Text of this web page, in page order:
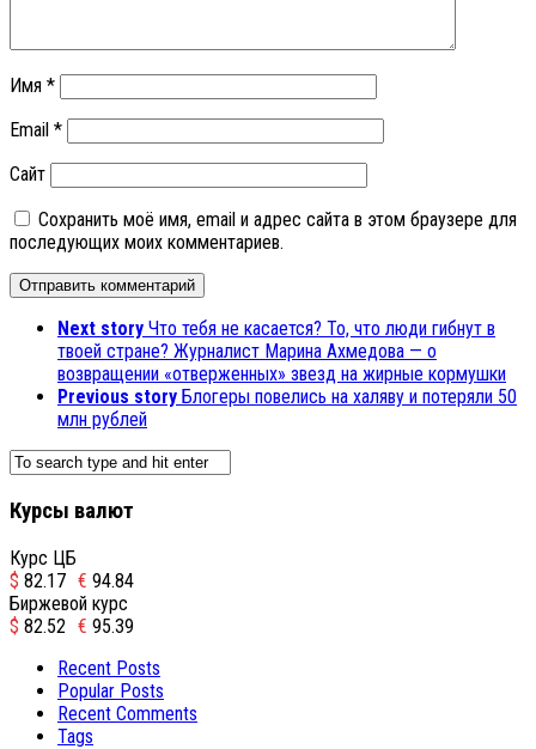
Имя *
Email *
Сайт
Сохранить моё имя, email и адрес сайта в этом браузере для
последующих моих комментариев.
Next story Что тебя не касается? То, что люди гибнут в
твоей стране? Журналист Марина Ахмедова — о
возвращении «отверженных» звезд на жирные кормушки
Previous story Блогеры повелись на халяву и потеряли 50
млн рублей
Курсы валют
Курс ЦБ
$ 82.17 € 94.84
Биржевой курс
$ 82.52 € 95.39
Recent Posts
Popular Posts
Recent Comments
Tags